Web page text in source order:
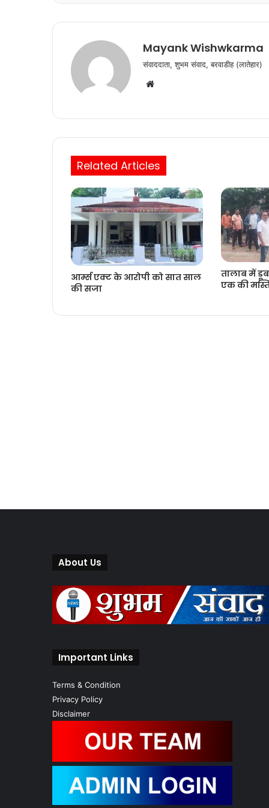
o
o
k
p
p
Mayank Wishwkarma
संवाददाता, शुभम संवाद, बरवाडीह (लातेहार)
Website
Related Articles
आर्म्स एक्ट के आरोपी को सात साल
की सजा
तालाब में
एक की
About Us
Important Links
Terms & Condition
Privacy Policy
Disclaimer